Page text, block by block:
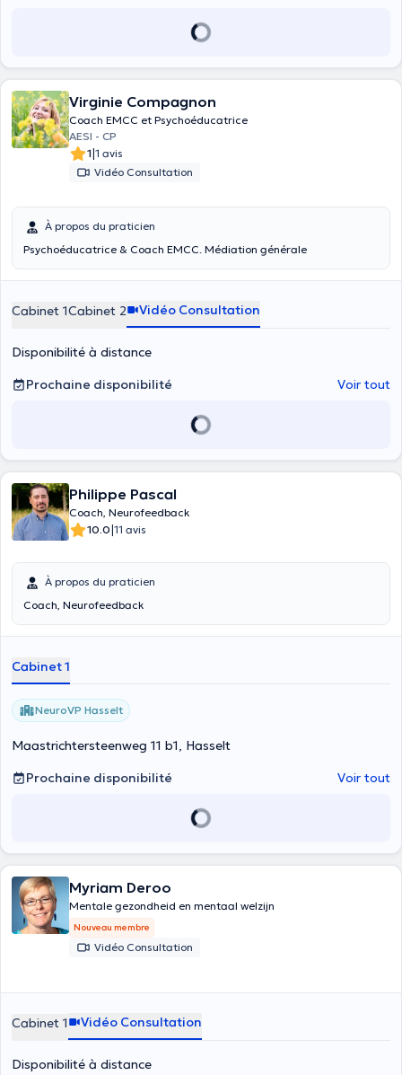
Virginie Compagnon
Coach EMCC et Psychoéducatrice
AESI - CP
1|1 avis
Vidéo Consultation
À propos du praticien
Psychoéducatrice & Coach EMCC. Médiation générale
Cabinet 1Cabinet 2 Vidéo Consultation
Disponibilité à distance
Prochaine disponibilité
Voir tout
Philippe Pascal
Coach, Neurofeedback
10.0|11 avis
À propos du praticien
Coach, Neurofeedback
Cabinet 1
NeuroVP Hasselt
Maastrichtersteenweg 11 b1, Hasselt
Prochaine disponibilité
Voir tout
Myriam Deroo
Mentale gezondheid en mentaal welzijn
Nouveau membre
Vidéo Consultation
Cabinet 1 Vidéo Consultation
Disponibilité à distance